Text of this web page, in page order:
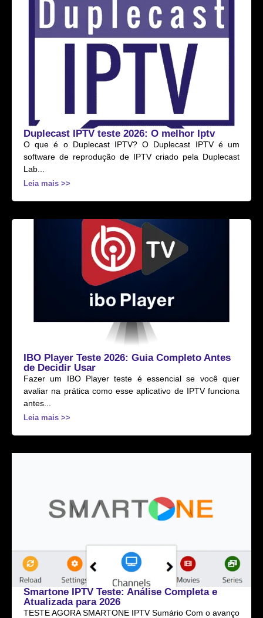
Duplecast IPTV teste 2026: O melhor Iptv
O que é o Duplecast IPTV? O Duplecast IPTV é um
software de reprodução de IPTV criado pela Duplecast
Lab...
Leia mais >>
IBO Player Teste 2026: Guia Completo Antes
de Decidir Usar
Fazer um IBO Player teste é essencial se você quer
avaliar na prática como esse aplicativo de IPTV funciona
antes...
Leia mais >>
Smartone IPTV Teste: Análise Completa e
Atualizada para 2026
TESTE AGORA SMARTONE IPTV Sumário Com o avanço